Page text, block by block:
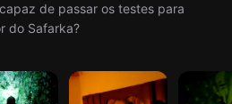
de passar os testes para
do Safarka?